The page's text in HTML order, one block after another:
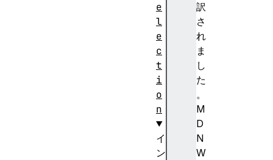
訳
さ
れ
ま
し
た
。
M
D
N
W
e
l
e
c
t
i
o
n
イ
ン